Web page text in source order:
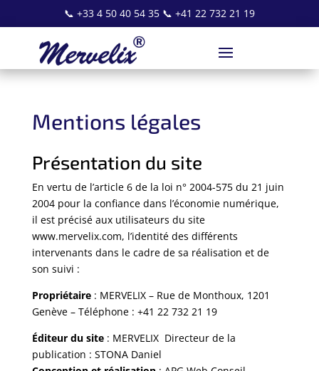
📞 +33 4 50 40 54 35 📞 +41 22 732 21 19
Mentions légales
Présentation du site
En vertu de l’article 6 de la loi n° 2004-575 du 21 juin
2004 pour la confiance dans l’économie numérique,
il est précisé aux utilisateurs du site
www.mervelix.com, l’identité des différents
intervenants dans le cadre de sa réalisation et de
son suivi :
Propriétaire: MERVELIX – Rue de Monthoux, 1201
Genève – Téléphone : +41 22 732 21 19
Éditeur du site: MERVELIX Directeur de la
publication : STONA Daniel